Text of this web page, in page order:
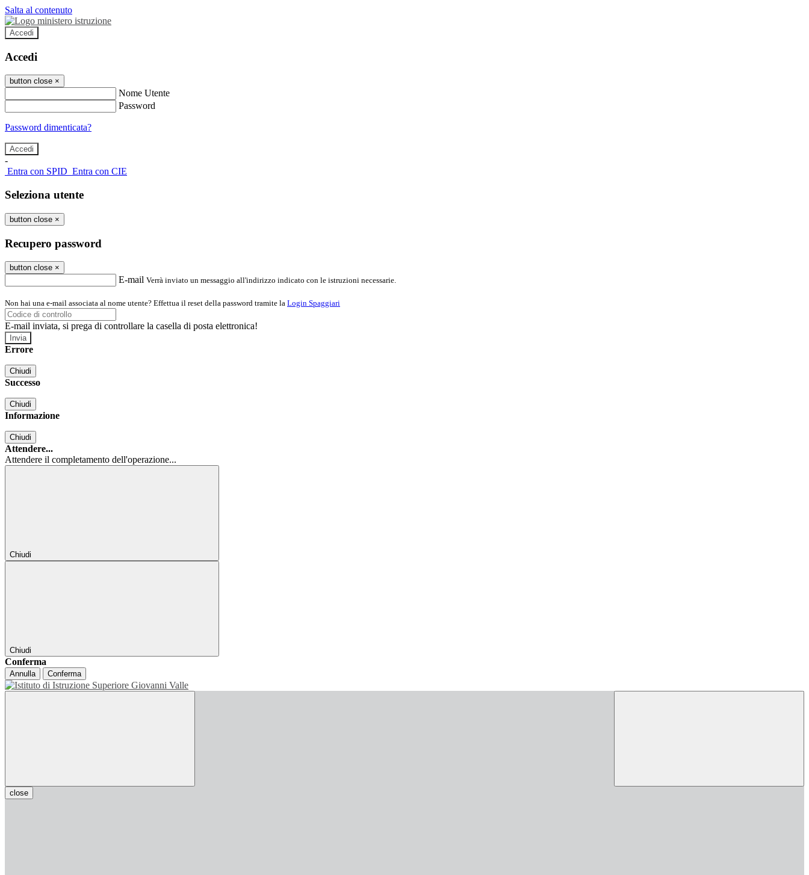
Salta al contenuto
Accedi
Accedi
button close ×
Nome Utente
Password
Password dimenticata?
-
Entra con SPID Entra con CIE
Seleziona utente
button close ×
Recupero password
button close ×
E-mail Verrà inviato un messaggio all'indirizzo indicato con le istruzioni necessarie.
Non hai una e-mail associata al nome utente? Effettua il reset della password tramite la Login Spaggiari
E-mail inviata, si prega di controllare la casella di posta elettronica!
Errore
Chiudi
Successo
Chiudi
Informazione
Chiudi
Attendere...
Attendere il completamento dell'operazione...
Chiudi
Chiudi
Conferma
Annulla Conferma
close